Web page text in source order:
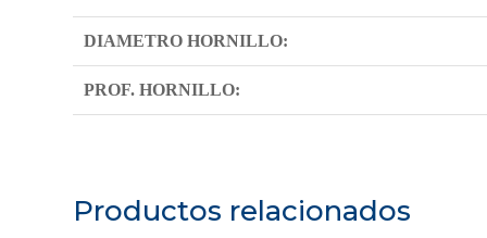
DIAMETRO HORNILLO:
PROF. HORNILLO:
Productos relacionados